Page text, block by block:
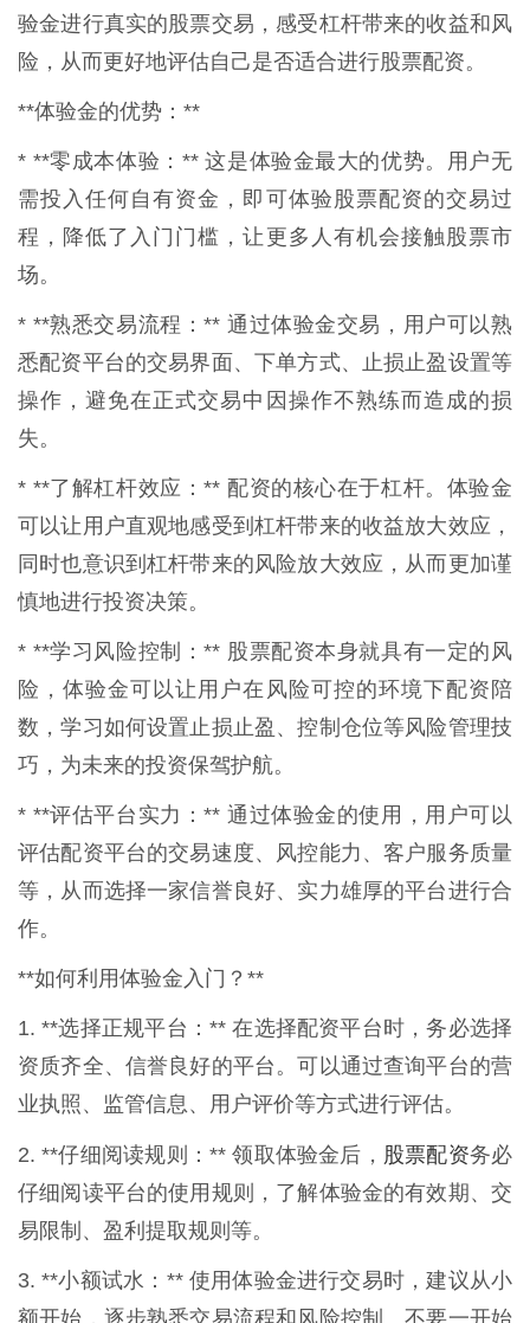
验金进行真实的股票交易，感受杠杆带来的收益和风
险，从而更好地评估自己是否适合进行股票配资。
**体验金的优势：**
* **零成本体验：** 这是体验金最大的优势。用户无
需投入任何自有资金，即可体验股票配资的交易过
程，降低了入门门槛，让更多人有机会接触股票市
场。
* **熟悉交易流程：** 通过体验金交易，用户可以熟
悉配资平台的交易界面、下单方式、止损止盈设置等
操作，避免在正式交易中因操作不熟练而造成的损
失。
* **了解杠杆效应：** 配资的核心在于杠杆。体验金
可以让用户直观地感受到杠杆带来的收益放大效应，
同时也意识到杠杆带来的风险放大效应，从而更加谨
慎地进行投资决策。
* **学习风险控制：** 股票配资本身就具有一定的风
险，体验金可以让用户在风险可控的环境下配资陪
数，学习如何设置止损止盈、控制仓位等风险管理技
巧，为未来的投资保驾护航。
* **评估平台实力：** 通过体验金的使用，用户可以
评估配资平台的交易速度、风控能力、客户服务质量
等，从而选择一家信誉良好、实力雄厚的平台进行合
作。
**如何利用体验金入门？**
1. **选择正规平台：** 在选择配资平台时，务必选择
资质齐全、信誉良好的平台。可以通过查询平台的营
业执照、监管信息、用户评价等方式进行评估。
2. **仔细阅读规则：** 领取体验金后， 股票配资务必
仔细阅读平台的使用规则，了解体验金的有效期、交
易限制、盈利提取规则等。
3. **小额试水：** 使用体验金进行交易时，建议从小